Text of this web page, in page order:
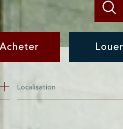
Acheter
de l'ancien
du neuf
Louer
de l'immo